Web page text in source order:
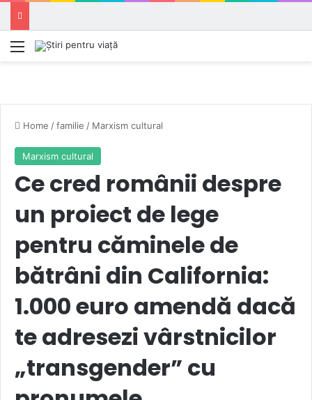
Meniu
Home /familie / Marxism cultural
Marxism cultural
Ce cred românii despre
un proiect de lege
pentru căminele de
bătrâni din California:
1.000 euro amendă dacă
te adresezi vârstnicilor
„transgender” cu